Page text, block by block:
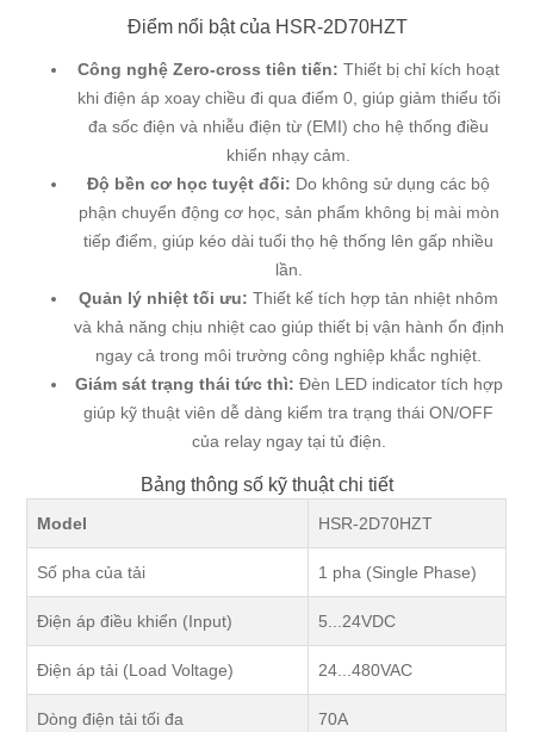
Điểm nổi bật của HSR-2D70HZT
Công nghệ Zero-cross tiên tiến: Thiết bị chỉ kích hoạt
khi điện áp xoay chiều đi qua điểm 0, giúp giảm thiểu tối
đa sốc điện và nhiễu điện từ (EMI) cho hệ thống điều
khiển nhạy cảm.
Độ bền cơ học tuyệt đối: Do không sử dụng các bộ
phận chuyển động cơ học, sản phẩm không bị mài mòn
tiếp điểm, giúp kéo dài tuổi thọ hệ thống lên gấp nhiều
lần.
Quản lý nhiệt tối ưu: Thiết kế tích hợp tản nhiệt nhôm
và khả năng chịu nhiệt cao giúp thiết bị vận hành ổn định
ngay cả trong môi trường công nghiệp khắc nghiệt.
Giám sát trạng thái tức thì: Đèn LED indicator tích hợp
giúp kỹ thuật viên dễ dàng kiểm tra trạng thái ON/OFF
của relay ngay tại tủ điện.
Bảng thông số kỹ thuật chi tiết
Model HSR-2D70HZT
Số pha của tải 1 pha (Single Phase)
Điện áp điều khiển (Input) 5...24VDC
Điện áp tải (Load Voltage) 24...480VAC
Dòng điện tải tối đa 70A